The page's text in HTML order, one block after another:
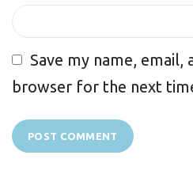
Save my name, email,
browser for the next